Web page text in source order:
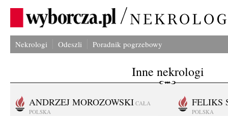
Nekrologi Odeszli Poradnik pogrzebowy
Inne nekrologi
ANDRZEJ MOROZOWSKI CAŁA
POLSKA
FELIKS
POLSKA